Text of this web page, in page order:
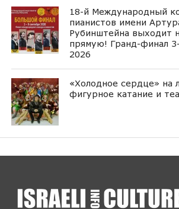
18-й Международный
пианистов имени
Рубинштейна выходит
прямую! Гранд-финал
2026
«Холодное сердце» на
фигурное катание и